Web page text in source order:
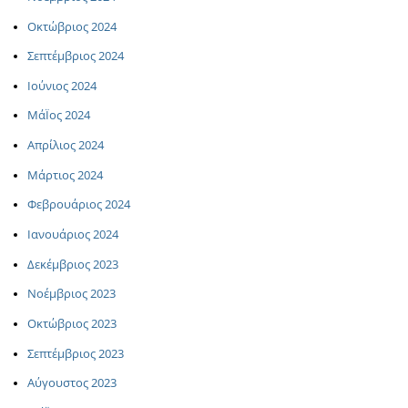
Οκτώβριος 2024
Σεπτέμβριος 2024
Ιούνιος 2024
ΜάΪος 2024
Απρίλιος 2024
Μάρτιος 2024
Φεβρουάριος 2024
Ιανουάριος 2024
Δεκέμβριος 2023
Νοέμβριος 2023
Οκτώβριος 2023
Σεπτέμβριος 2023
Αύγουστος 2023